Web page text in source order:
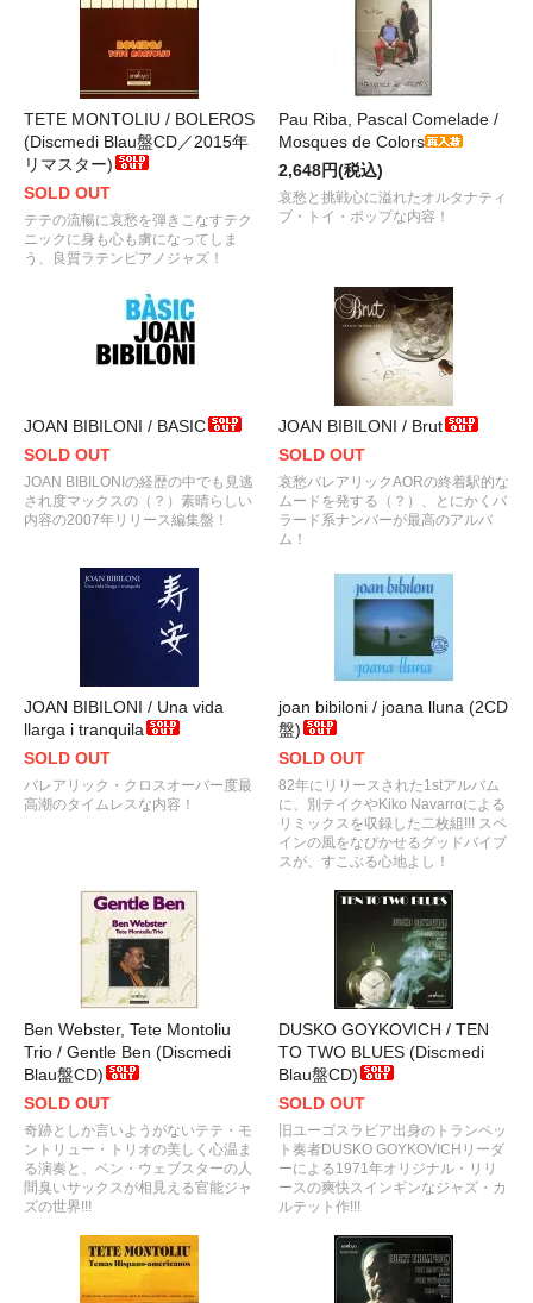
TETE MONTOLIU / BOLEROS
(Discmedi Blau盤CD／2015年
リマスター)
SOLD OUT
テテの流暢に哀愁を弾きこなすテク
ニックに身も心も虜になってしま
う、良質ラテンピアノジャズ！
Pau Riba, Pascal Comelade /
Mosques de Colors
2,648円(税込)
哀愁と挑戦心に溢れたオルタナティ
ブ・トイ・ポップな内容！
JOAN BIBILONI / BASIC
SOLD OUT
JOAN BIBILONIの経歴の中でも見逃
され度マックスの（？）素晴らしい
内容の2007年リリース編集盤！
JOAN BIBILONI / Brut
SOLD OUT
哀愁バレアリックAORの終着駅的な
ムードを発する（？）、とにかくバ
ラード系ナンバーが最高のアルバ
ム！
JOAN BIBILONI / Una vida
llarga i tranquila
SOLD OUT
バレアリック・クロスオーバー度最
高潮のタイムレスな内容！
joan bibiloni / joana lluna (2CD
盤)
SOLD OUT
82年にリリースされた1stアルバム
に、別テイクやKiko Navarroによる
リミックスを収録した二枚組!!! スペ
インの風をなびかせるグッドバイブ
スが、すこぶる心地よし！
Ben Webster, Tete Montoliu
Trio / Gentle Ben (Discmedi
Blau盤CD)
SOLD OUT
奇跡としか言いようがないテテ・モ
ントリュー・トリオの美しく心温ま
る演奏と、ベン・ウェブスターの人
間臭いサックスが相見える官能ジャ
ズの世界!!!
DUSKO GOYKOVICH / TEN
TO TWO BLUES (Discmedi
Blau盤CD)
SOLD OUT
旧ユーゴスラビア出身のトランペッ
ト奏者DUSKO GOYKOVICHリーダ
ーによる1971年オリジナル・リリ
ースの爽快スインギンなジャズ・カ
ルテット作!!!